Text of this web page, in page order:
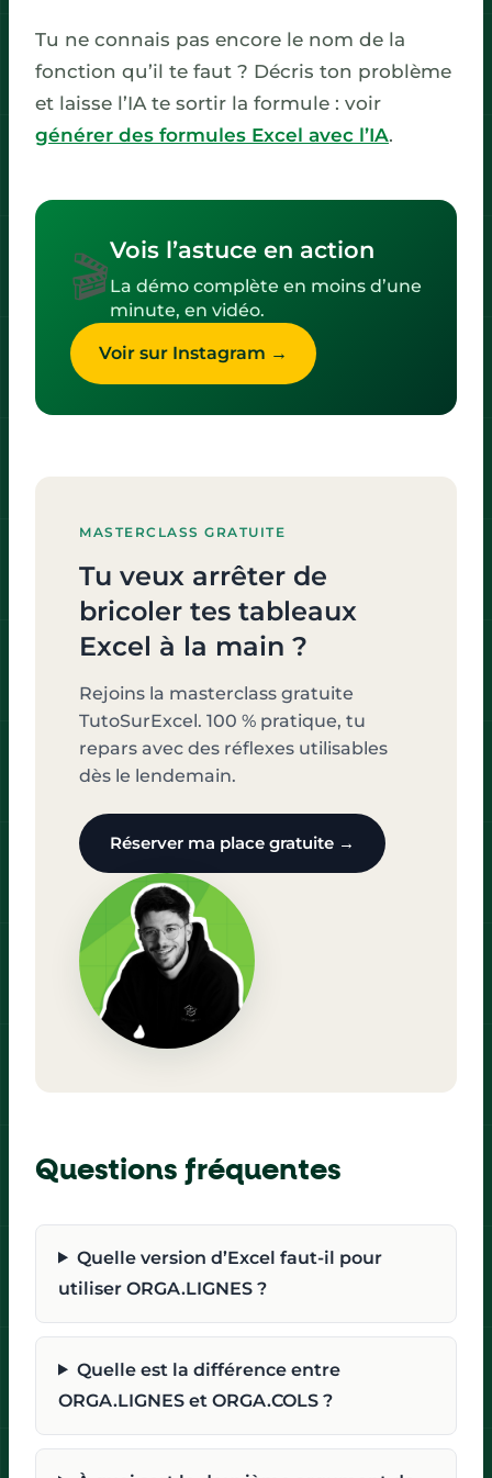
Tu ne connais pas encore le nom de la
fonction qu’il te faut ? Décris ton problème
et laisse l’IA te sortir la formule : voir
générer des formules Excel avec l’IA.
🎬Vois l’astuce en action
La démo complète en moins d’une
minute, en vidéo.
Voir sur Instagram →
MASTERCLASS GRATUITE
Tu veux arrêter de
bricoler tes tableaux
Excel à la main ?
Rejoins la masterclass gratuite
TutoSurExcel. 100 % pratique, tu
repars avec des réflexes utilisables
dès le lendemain.
Réserver ma place gratuite →
Questions fréquentes
Quelle version d’Excel faut-il pour
utiliser ORGA.LIGNES ?
Quelle est la différence entre
ORGA.LIGNES et ORGA.COLS ?